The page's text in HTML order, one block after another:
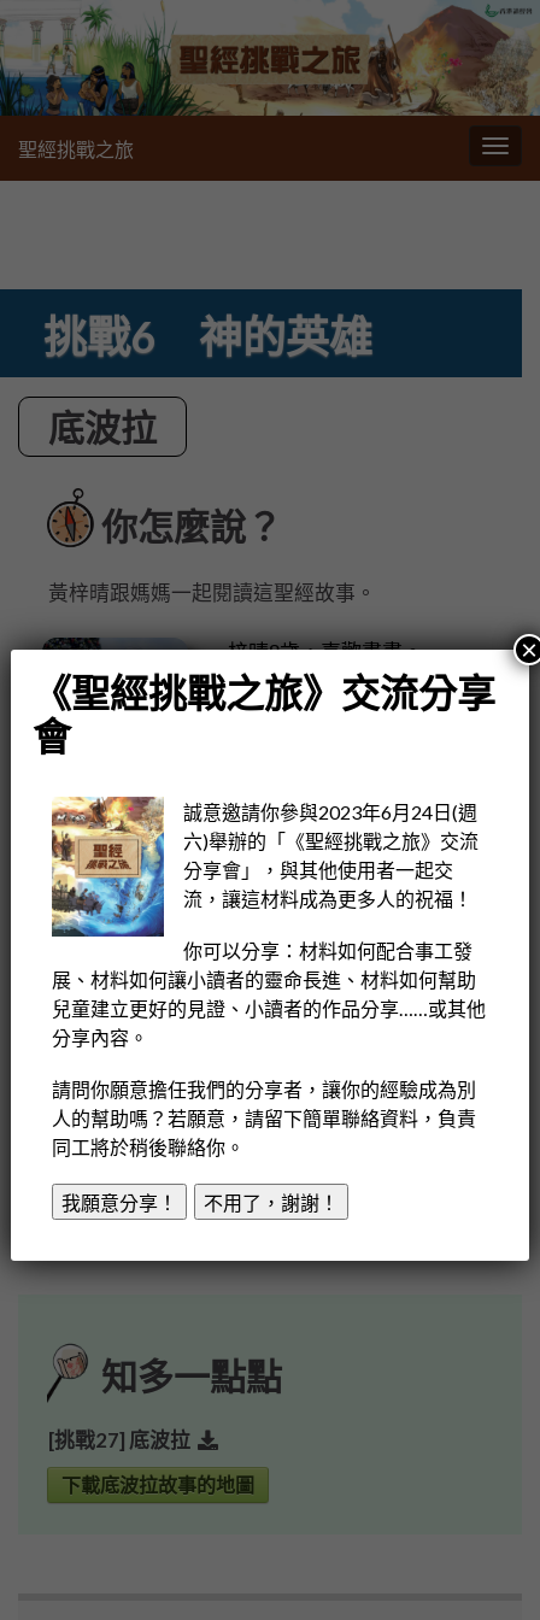
切
換
聖經挑戰之旅
挑戰6 神的英雄
底波拉
你怎麼說？
黃梓晴跟媽媽一起閱讀這聖經故事。
梓晴8歲，喜歡畫畫。
梓晴有些疑惑，她說：「以色列
媽媽回應：「是的，當我們犯
我們，祂也希望我們學習原諒別
人。」
媽媽回答：「他們所經歷的都是
經，了解他們之後有甚麼經歷，
好嗎？」
知多一點點
[挑戰27] 底波拉
下載底波拉故事的地圖
《聖經挑戰之旅》交流分享
會
誠意邀請你參與2023年6月24日(週
六)舉辦的「《聖經挑戰之旅》交流
分享會」，與其他使用者一起交
流，讓這材料成為更多人的祝福！
你可以分享：材料如何配合事工發
展、材料如何讓小讀者的靈命長進、材料如何幫助
兒童建立更好的見證、小讀者的作品分享……或其他
分享內容。
請問你願意擔任我們的分享者，讓你的經驗成為別
人的幫助嗎？若願意，請留下簡單聯絡資料，負責
同工將於稍後聯絡你。
我願意分享！ 不用了，謝謝！
×